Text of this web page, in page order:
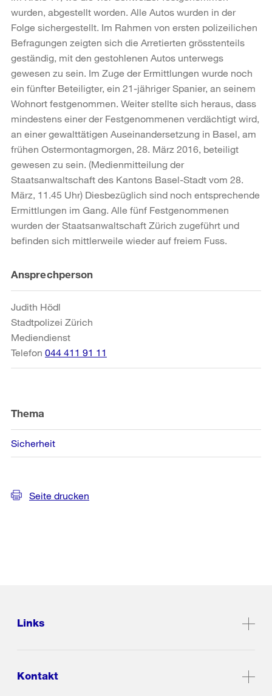
wurden, abgestellt worden. Alle Autos wurden in der
Folge sichergestellt. Im Rahmen von ersten polizeilichen
Befragungen zeigten sich die Arretierten grösstenteils
geständig, mit den gestohlenen Autos unterwegs
gewesen zu sein. Im Zuge der Ermittlungen wurde noch
ein fünfter Beteiligter, ein 21-jähriger Spanier, an seinem
Wohnort festgenommen. Weiter stellte sich heraus, dass
mindestens einer der Festgenommenen verdächtigt wird,
an einer gewalttätigen Auseinandersetzung in Basel, am
frühen Ostermontagmorgen, 28. März 2016, beteiligt
gewesen zu sein. (Medienmitteilung der
Staatsanwaltschaft des Kantons Basel-Stadt vom 28.
März, 11.45 Uhr) Diesbezüglich sind noch entsprechende
Ermittlungen im Gang. Alle fünf Festgenommenen
wurden der Staatsanwaltschaft Zürich zugeführt und
befinden sich mittlerweile wieder auf freiem Fuss.
Weitere
Informationen
Ansprechperson
Judith Hödl
Stadtpolizei Zürich
Mediendienst
Telefon 044 411 91 11
Thema
Sicherheit
Seite drucken
Links
Kontakt